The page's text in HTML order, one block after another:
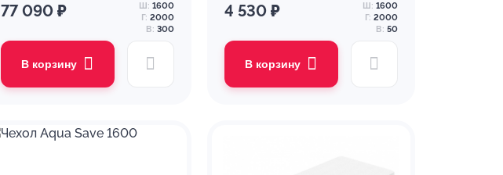
77 090 ₽ Ш: 1600
Г: 2000
В: 300
В корзину
4 530 ₽ Ш: 1600
Г: 2000
В: 50
В корзину